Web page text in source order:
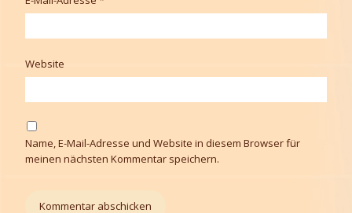
Website
Name, E-Mail-Adresse und Website in diesem Browser für
meinen nächsten Kommentar speichern.